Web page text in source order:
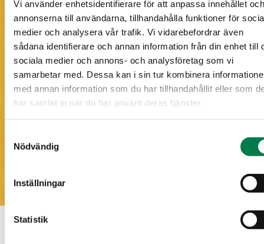
Vi använder enhetsidentifierare för att anpassa innehållet och
annonserna till användarna, tillhandahålla funktioner för
medier och analysera vår trafik. Vi vidarebefordrar även
sådana identifierare och annan information från din enhet till
sociala medier och annons- och analysföretag som vi
samarbetar med. Dessa kan i sin tur kombinera
med annan information som du har tillhandahållit eller som
har samlat in när du har använt deras tjänster.
Nödvändig
Inställningar
Statistik